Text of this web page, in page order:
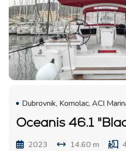
Dubrovnik, Komolac, ACI
Oceanis 46.1
2023 14.60 m